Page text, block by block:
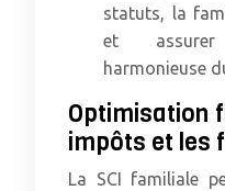
statuts, la
et assurer
harmonieuse
Optimisation
impôts et les
La SCI familiale